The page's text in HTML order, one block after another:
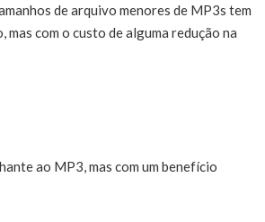
de arquivo menores de MP3s tem
com o custo de alguma redução na
ao MP3, mas com um benefício